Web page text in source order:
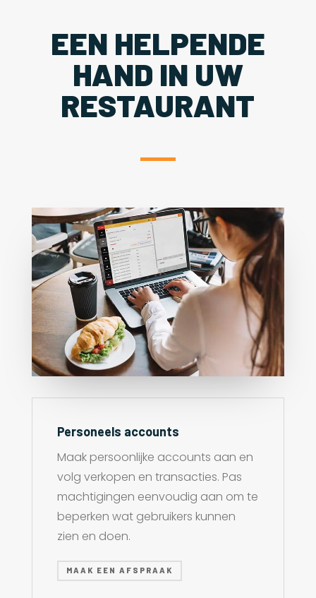
EEN HELPENDE
HAND IN UW
RESTAURANT
Personeels accounts
Maak persoonlijke accounts aan en
volg verkopen en transacties. Pas
machtigingen eenvoudig aan om te
beperken wat gebruikers kunnen
zien en doen.
MAAK EEN AFSPRAAK